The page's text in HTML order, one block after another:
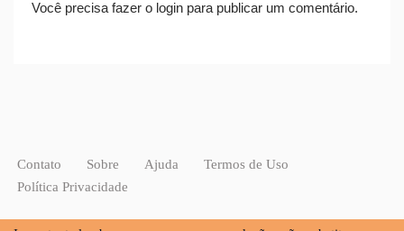
Você precisa fazer o login para publicar um comentário.
Contato Sobre Ajuda
Termos de Uso
Política Privacidade